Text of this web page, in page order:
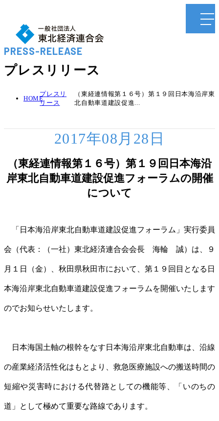
PRESS-RELEASE
プレスリリース
HOME
プレスリ
リース
（東経連情報第１６号）第１９回日本海沿岸東
北自動車道建設促進...
2017年08月28日
（東経連情報第１６号）第１９回日本海沿
岸東北自動車道建設促進フォーラムの開催
について
「日本海沿岸東北自動車道建設促進フォーラム」実行委員
会（代表：（一社）東北経済連合会会長 海輪 誠）は、９
月１日（金）、秋田県秋田市において、第１９回目となる日
本海沿岸東北自動車道建設促進フォーラムを開催いたします
のでお知らせいたします。
日本海国土軸の根幹をなす日本海沿岸東北自動車は、沿線
の産業経済活性化はもとより、救急医療施設への搬送時間の
短縮や災害時における代替路としての機能等、「いのちの
道」として極めて重要な路線であります。